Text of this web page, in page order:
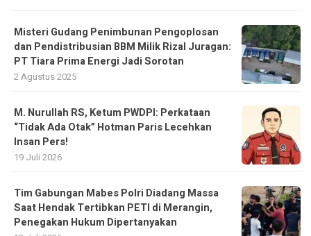
Misteri Gudang Penimbunan Pengoplosan
dan Pendistribusian BBM Milik Rizal Juragan:
PT Tiara Prima Energi Jadi Sorotan
2 Agustus 2025
M. Nurullah RS, Ketum PWDPI: Perkataan
“Tidak Ada Otak” Hotman Paris Lecehkan
Insan Pers!
19 Juli 2026
Tim Gabungan Mabes Polri Diadang Massa
Saat Hendak Tertibkan PETI di Merangin,
Penegakan Hukum Dipertanyakan